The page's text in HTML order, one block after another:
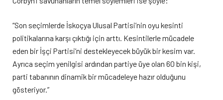
“Son seçimlerde İskoçya Ulusal Partisi’nin oyu kesinti
politikalarına karşı çıktığı için arttı. Kesintilerle mücadele
eden bir İşçi Partisi’ni destekleyecek büyük bir kesim var.
Ayrıca seçim yenilgisi ardından partiye üye olan 60 bin kişi,
parti tabanının dinamik bir mücadeleye hazır olduğunu
gösteriyor.”